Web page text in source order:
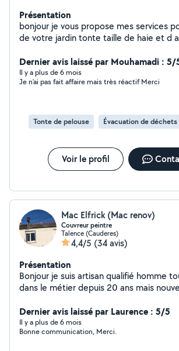
Présentation
bonjour je vous propose mes services pour l'
de votre jardin tonte taille de haie et d
tâche
Dernier avis laissé par Mouhamadi : 5/
Il y a plus de 6 mois
Je n’ai pas fait affaire mais très réactif Merci
Tonte de pelouse Évacuation de
Voir le profil
Mac Elfrick (Mac renov)
Couvreur peintre
Talence (Cauderes)
4,4/5 (34 avis)
Présentation
Bonjour je suis artisan qualifié homme
dans le métier depuis 20 ans mais
essentiellement sur les prestations
Couverture nettoyage traitement toiture Nettoyage
gouttière Traitement façades Moisissure champignons
Dernier avis laissé par Laurence : 5/5
Il y a plus de 6 mois
Bonne communication, Merci.